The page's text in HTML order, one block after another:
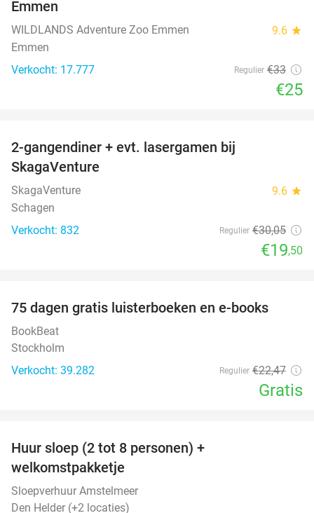
Emmen
WILDLANDS Adventure Zoo Emmen 9.6 star
Emmen
Verkocht: 17.777
Regulier €33
€25
2-gangendiner + evt. lasergamen bij
SkagaVenture
SkagaVenture 9.6 star
Schagen
Verkocht: 832
Regulier €30,05
€19,50
75 dagen gratis luisterboeken en e-books
BookBeat
Stockholm
Verkocht: 39.282
Regulier €22,47
Gratis
Huur sloep (2 tot 8 personen) +
welkomstpakketje
Sloepverhuur Amstelmeer
Den Helder (+2 locaties)